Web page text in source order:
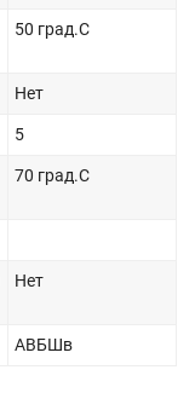
50 град.C
Нет
5
70 град.C
Нет
АВБШв